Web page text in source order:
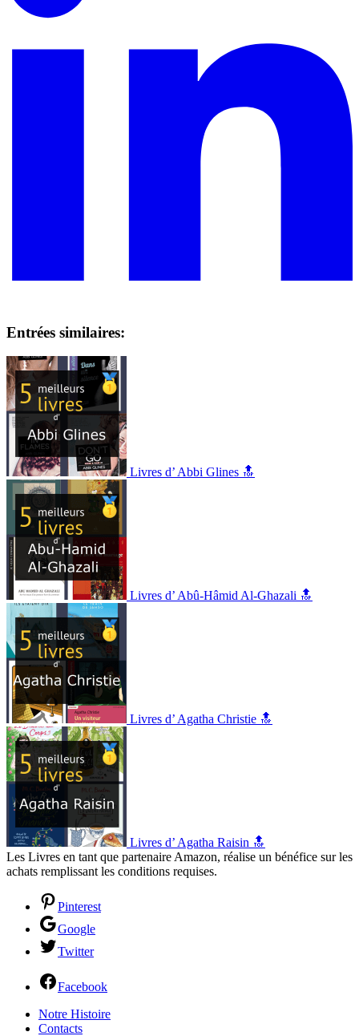
Entrées similaires:
Livres d’ Abbi Glines 🔝
Livres d’ Abû-Hâmid Al-Ghazali 🔝
Livres d’ Agatha Christie 🔝
Livres d’ Agatha Raisin 🔝
Les Livres en tant que partenaire Amazon, réalise un bénéfice sur les
achats remplissant les conditions requises.
Pinterest
Google
Twitter
Facebook
Notre Histoire
Contacts